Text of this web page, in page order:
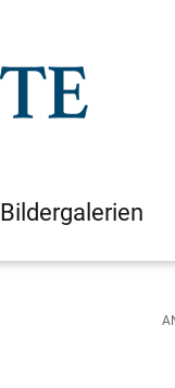
Bildergalerien